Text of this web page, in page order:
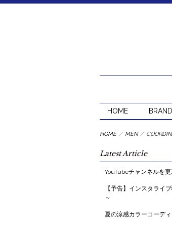
HOME BRAND
HOME / MEN /
Latest Article
YouTubeチャンネルを更
【予告】インスタライ
～
夏の涼感カラーコーディ